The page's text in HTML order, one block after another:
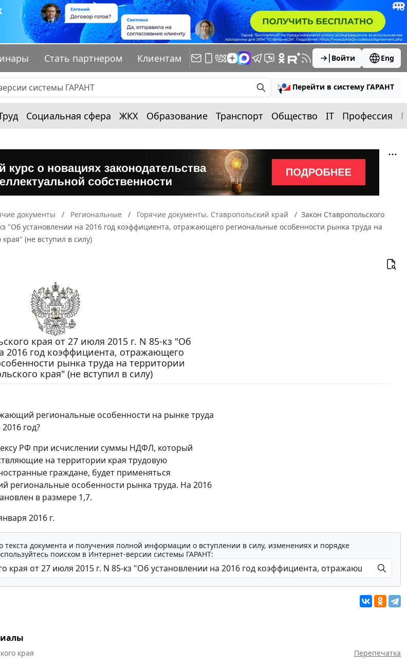
Стать партнером Клиентам Войти Eng
Перейти в систему ГАРАНТ
Социальная сфера ЖКХ Образование Транспорт Общество IT Профессия
документы Региональные Горячие документы. Ставропольский край
Закон Ставропольского
"Об установлении на 2016 год коэффициента, отражающего региональные особенности рынка труда на
(не вступил в силу)
края от 27 июля 2015 г. N 85-кз "Об
2016 год коэффициента, отражающего
рынка труда на территории
края" (не вступил в силу)
региональные особенности на рынке труда
год?
РФ при исчислении суммы НДФЛ, который
на территории края трудовую
граждане, будет применяться
региональные особенности рынка труда. На 2016
в размере 1,7.
2016 г.
текста документа и получения полной информации о вступлении в силу, изменениях и порядке
поиском в Интернет-версии системы ГАРАНТ:
края Перепечатка